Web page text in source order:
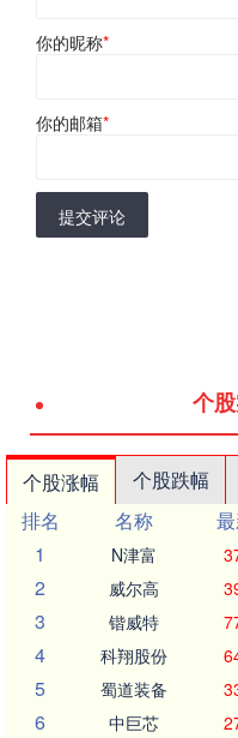
你的昵称*
你的邮箱*
提交评论
个
个股涨幅 个股跌幅
排名
名称
1
N津富
2 威尔高
3 锴威特
4 科翔股份
5 蜀道装备
6 中巨芯